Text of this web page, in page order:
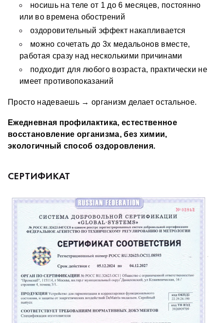
носишь на теле от 1 до 6 месяцев, постоянно
или во времена обострений
оздоровительный эффект накапливается
можно сочетать до 3х медальонов вместе,
работая сразу над несколькими причинами
подходит для любого возраста, практически не
имеет противопоказаний
Просто надеваешь → организм делает остальное.
Ежедневная профилактика, естественное
восстановление организма, без химии,
экологичный способ оздоровления.
СЕРТИФИКАТ